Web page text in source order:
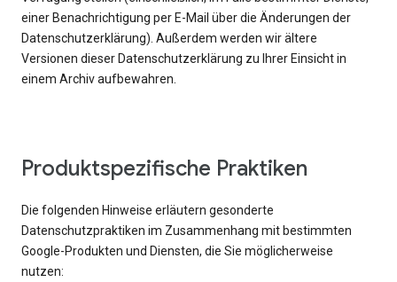
einer Benachrichtigung per E-Mail über die Änderungen der
Datenschutzerklärung). Außerdem werden wir ältere
Versionen dieser Datenschutzerklärung zu Ihrer Einsicht in
einem Archiv aufbewahren.
Produktspezifische Praktiken
Die folgenden Hinweise erläutern gesonderte
Datenschutzpraktiken im Zusammenhang mit bestimmten
Google-Produkten und Diensten, die Sie möglicherweise
nutzen: